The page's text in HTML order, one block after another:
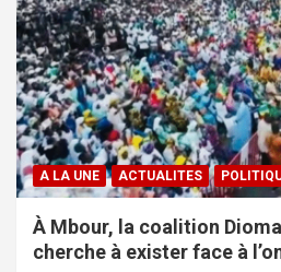
A LA UNE ACTUALITES
À Mbour, la coalition
cherche à exister face à